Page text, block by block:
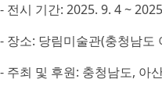
- 전시 기간: 2025. 9. 4 ~
- 장소: 당림미술관(충청남도
- 주최 및 후원: 충청남도, 아